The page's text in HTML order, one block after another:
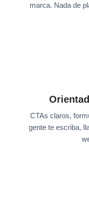
marca. Nada de
CTAs claros,
gente te escriba,